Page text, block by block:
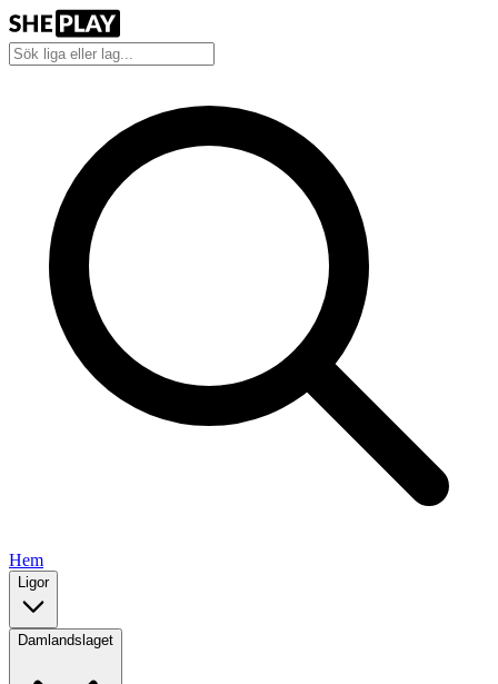
Hem
Ligor
Damlandslaget